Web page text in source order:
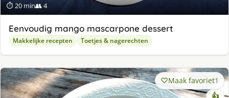
⏱ 20 min👥 4
Eenvoudig mango mascarpone dessert
Makkelijke recepten Toetjes & nagerechten
Maak favoriet1
👍